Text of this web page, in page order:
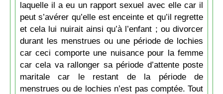
laquelle il a eu un rapport sexuel avec elle car il
peut s’avérer qu’elle est enceinte et qu’il regrette
et cela lui nuirait ainsi qu’à l’enfant ; ou divorcer
durant les menstrues ou une période de lochies
car ceci comporte une nuisance pour la femme
car cela va rallonger sa période d’attente poste
maritale car le restant de la période de
menstrues ou de lochies n’est pas comptée. Tout